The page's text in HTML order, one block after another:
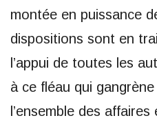
montée en puissance
dispositions sont en
l’appui de toutes les
à ce fléau qui
l’ensemble des